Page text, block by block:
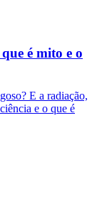
é mito e o
E a radiação,
e o que é